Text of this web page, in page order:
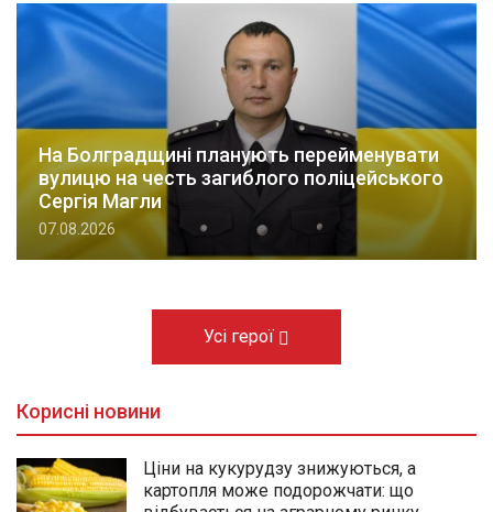
На Болградщині планують перейменувати
вулицю на честь загиблого поліцейського
Сергія Магли
07.08.2026
Усі герої
Корисні новини
Ціни на кукурудзу знижуються, а
картопля може подорожчати: що